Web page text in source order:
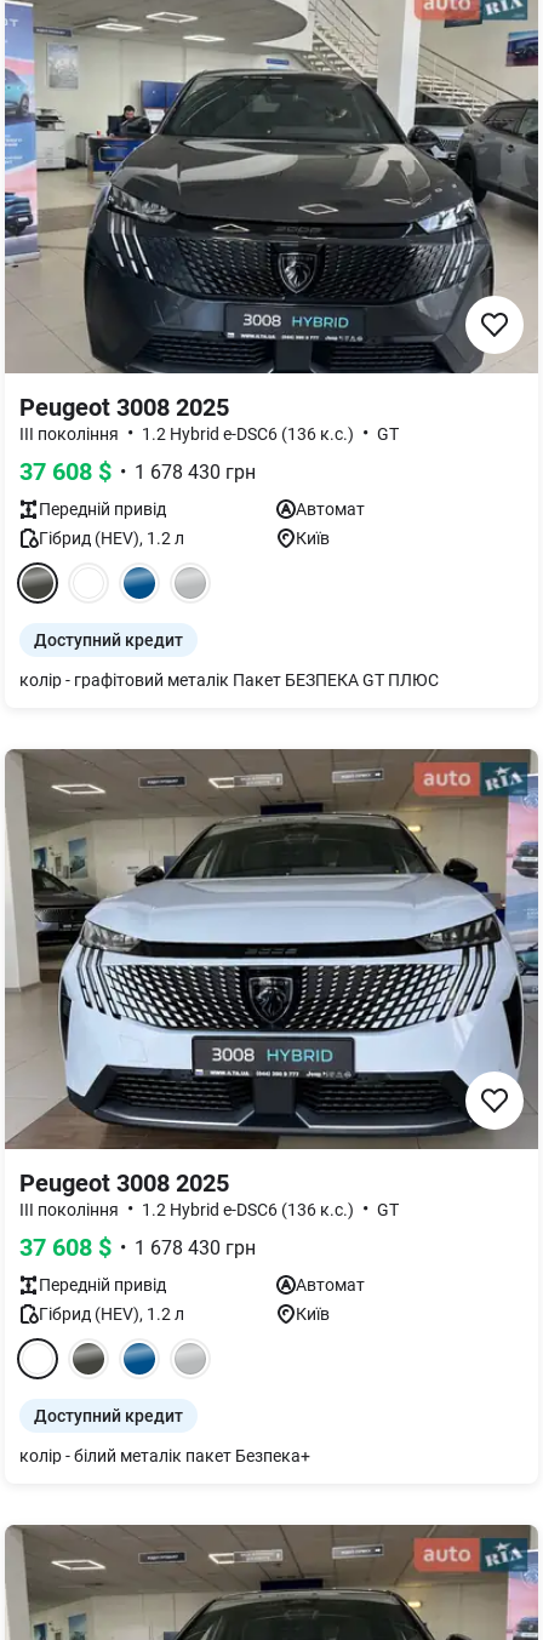
Peugeot 3008 2025
III покоління • 1.2 Hybrid e-DSC6 (136 к.с.) • GT
37 608 $ • 1 678 430 грн
Передній привід
Автомат
Гібрид (HEV), 1.2 л Київ
Доступний кредит
колір - графітовий металік Пакет БЕЗПЕКА GT ПЛЮС
Peugeot 3008 2025
III покоління • 1.2 Hybrid e-DSC6 (136 к.с.) • GT
37 608 $ • 1 678 430 грн
Передній привід
Автомат
Гібрид (HEV), 1.2 л Київ
Доступний кредит
колір - білий металік пакет Безпека+